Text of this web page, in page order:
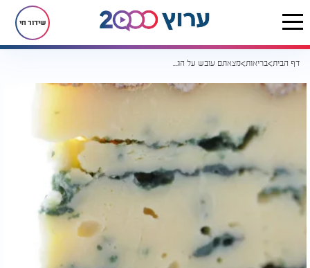
שידור חי
דף הבית בריאות מצאתם עובש על הגבינה? מומחים מזהירים: הטעות הזאת עלולה לעלות לכם בבריאות